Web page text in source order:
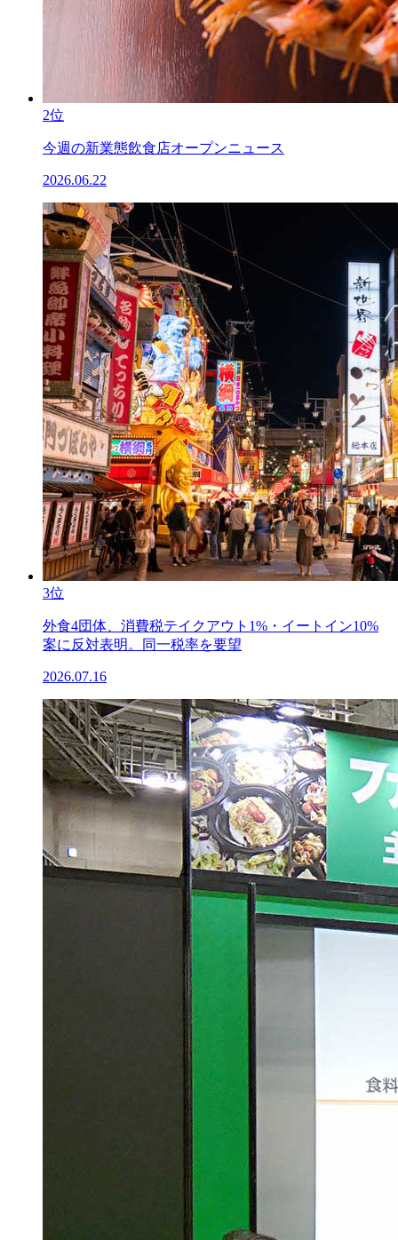
2位
今週の新業態飲食店オープンニュース
2026.06.22
3位
外食4団体、消費税テイクアウト1%・イートイン10%
案に反対表明。同一税率を要望
2026.07.16